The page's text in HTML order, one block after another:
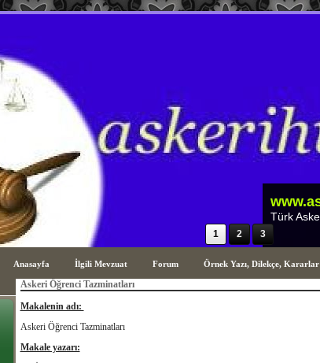
1 2 3
Anasayfa İlgili Mevzuat Forum Örnek Yazı, Dilekçe, Kararlar
Askeri Öğrenci Tazminatları
Makalenin adı:
Askeri Öğrenci Tazminatları
Makale yazarı: